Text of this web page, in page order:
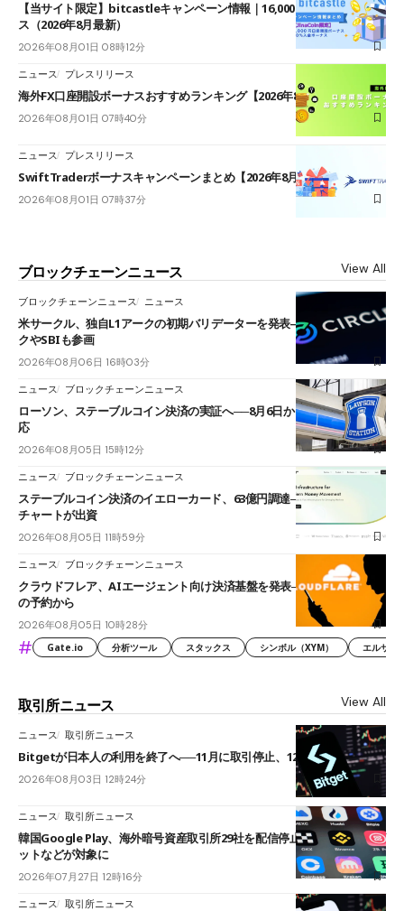
【当サイト限定】bitcastleキャンペーン情報｜16,000円口座開設ボーナ
ス（2026年8月最新）
2026年08月01日 08時12分
ニュース プレスリリース
海外FX口座開設ボーナスおすすめランキング【2026年8月最新】
2026年08月01日 07時40分
ニュース プレスリリース
SwiftTraderボーナスキャンペーンまとめ【2026年8月最新】
2026年08月01日 07時37分
ブロックチェーンニュース View All
ブロックチェーンニュース ニュース
米サークル、独自L1アークの初期バリデーターを発表――ブラックロッ
クやSBIも参画
2026年08月06日 16時03分
ニュース ブロックチェーンニュース
ローソン、ステーブルコイン決済の実証へ──8月6日からJPYCやUSDC対
応
2026年08月05日 15時12分
ニュース ブロックチェーンニュース
ステーブルコイン決済のイエローカード、63億円調達──ソニーやスタン
チャートが出資
2026年08月05日 11時59分
ニュース ブロックチェーンニュース
クラウドフレア、AIエージェント向け決済基盤を発表──まずハンドル名
の予約から
2026年08月05日 10時28分
# Gate.io 分析ツール スタックス シンボル（XYM） エルサル
取引所ニュース View All
ニュース 取引所ニュース
Bitgetが日本人の利用を終了へ──11月に取引停止、12月末に強制決済
2026年08月03日 12時24分
ニュース 取引所ニュース
韓国Google Play、海外暗号資産取引所29社を配信停止──OKXやバイビ
ットなどが対象に
2026年07月27日 12時16分
ニュース 取引所ニュース